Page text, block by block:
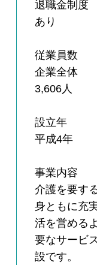
退職金制度
あり
従業員数
企業全体
3,606人
設立年
平成4年
事業内容
介護を要す
身ともに充
活を営める
要なサービ
設です。